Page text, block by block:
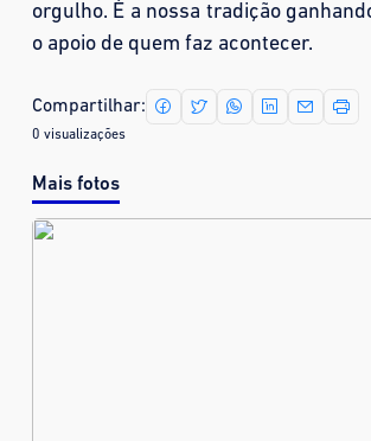
orgulho. É a nossa tradição
o apoio de quem faz acontecer.
Compartilhar:
0 visualizações
Mais fotos